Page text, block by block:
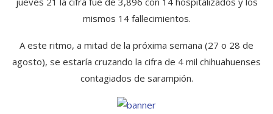
mismos 14 fallecimientos.
A este ritmo, a mitad de la próxima semana (27 o 28 de
agosto), se estaría cruzando la cifra de 4 mil chihuahuenses
contagiados de sarampión.